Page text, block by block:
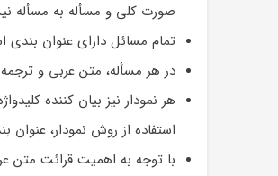
صورت کلی و مسأله به مسأله
تمام مسائل دارای عنوان
در هر مسأله، متن عربی و
هر نمودار نیز بیان کننده
استفاده از روش نمودار، عنوان
با توجه به اهمیت قرائت متن